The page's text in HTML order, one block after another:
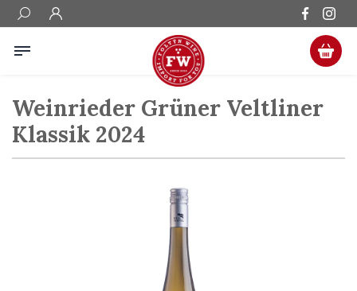
Weinrieder Grüner Veltliner
Klassik 2024